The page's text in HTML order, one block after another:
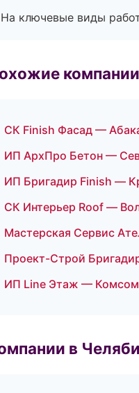
На ключевые виды
СК Finish Фасад —
ИП АрхПро Бетон —
ИП Бригадир Finish —
СК Интерьер Roof —
Мастерская Сервис
Проект-Строй
ИП Line Этаж —
в